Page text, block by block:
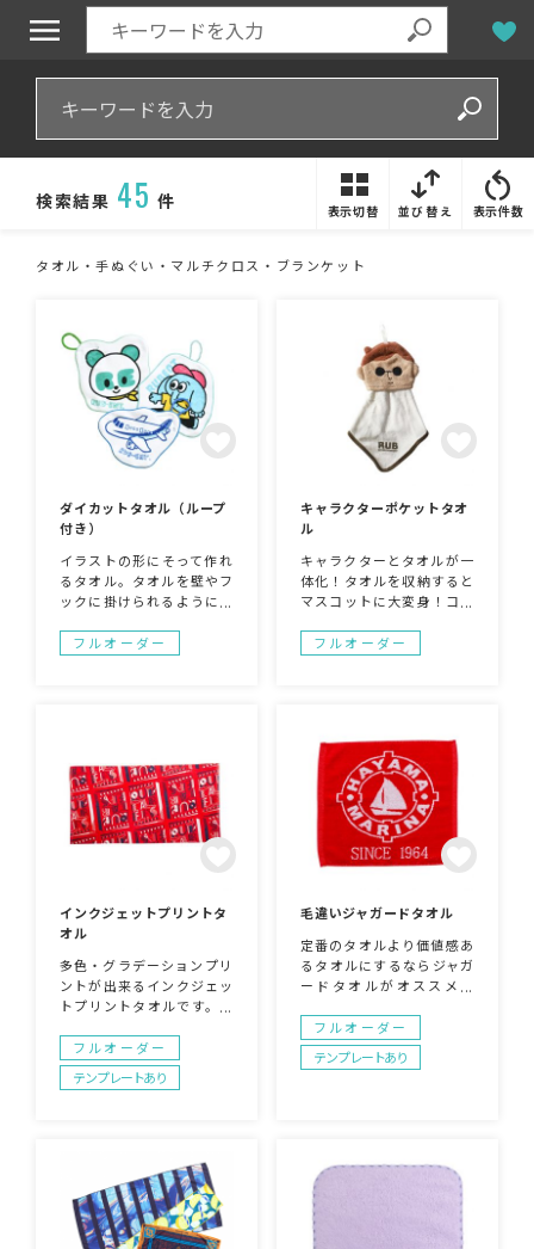
検索結果 45 件 表示切替 並び替え 表示件数
タオル・手ぬぐい・マルチクロス・ブランケット
ダイカットタオル（ループ
付き）
イラストの形にそって作れ
るタオル。タオルを壁やフ
ックに掛けられるようにフ
ラクターアイテムとしても
とてもいいアイテムです。
フルオーダー
キャラクターポケットタオ
ル
キャラクターとタオルが一
体化！タオルを収納すると
マスコットに大変身！コン
ます！気持ちいい手触りで
水分を優しくスッと吸収。
く！お子様向けのノベルテ
ィにもおすすめです。
フルオーダー
インクジェットプリントタ
オル
多色・グラデーションプリ
ントが出来るインクジェッ
トプリントタオルです。製
とは異なり、製版を使用し
ないので版代が掛かりませ
ん。多色を使用するアニメ
フルオーダー
テンプレートあり
毛違いジャガードタオル
定番のタオルより価値感あ
るタオルにするならジャガ
ードタオルがオススメで
からお選び頂き、デザイン
を表現します。国内での生
産の場合、国産タオルで有
るため、細かすぎる柄は不
向きですがシンプルな柄で
あれば迫力が出ておすすめ
です。
フルオーダー
テンプレートあり